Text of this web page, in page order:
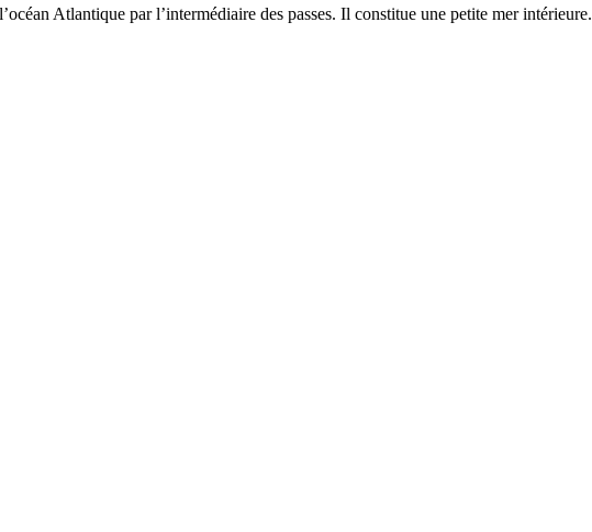
Atlantique par l’intermédiaire des passes. Il constitue une petite mer intérieure.